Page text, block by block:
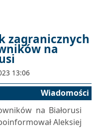
zagranicznych
na
13:06
Wiadomości
na Białorusi
Aleksiej